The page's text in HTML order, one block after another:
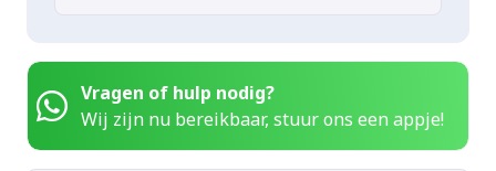
Vragen of hulp nodig?
Wij zijn nu bereikbaar, stuur ons een appje!